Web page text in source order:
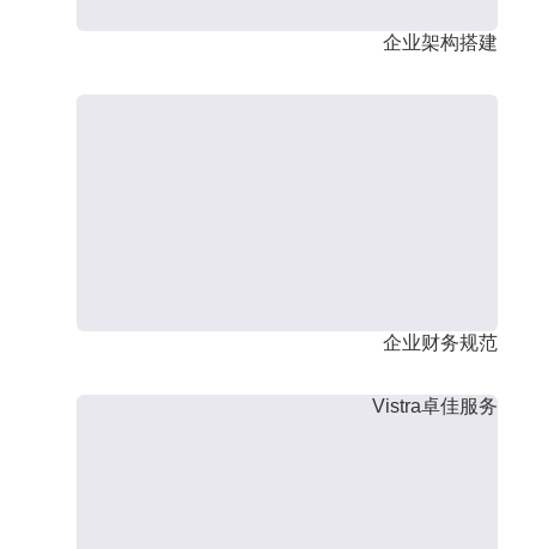
企业架构搭建
企业财务规范
Vistra卓佳服务